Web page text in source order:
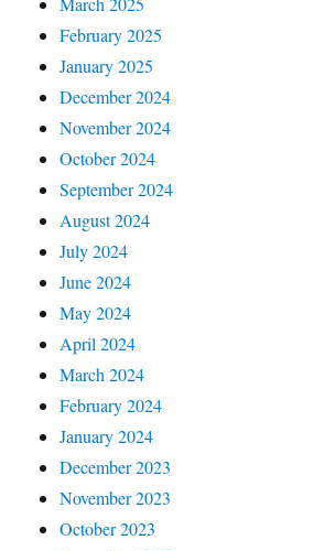
February 2025
January 2025
December 2024
November 2024
October 2024
September 2024
August 2024
July 2024
June 2024
May 2024
April 2024
March 2024
February 2024
January 2024
December 2023
November 2023
October 2023